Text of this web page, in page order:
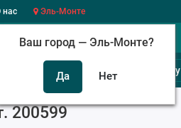
нас Эль-Монте
Ваш город — Эль-Монте?
Обувь на полную ногу
200599